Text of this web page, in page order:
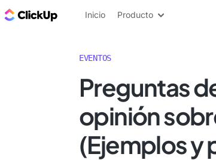
ClickUp Blog
Inicio Producto
EVENTOS
Preguntas
opinión
(Ejemplos y